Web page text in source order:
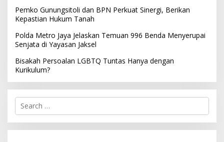
Pemko Gunungsitoli dan BPN Perkuat Sinergi, Berikan
Kepastian Hukum Tanah
Polda Metro Jaya Jelaskan Temuan 996 Benda Menyerupai
Senjata di Yayasan Jaksel
Bisakah Persoalan LGBTQ Tuntas Hanya dengan
Kurikulum?
S
r